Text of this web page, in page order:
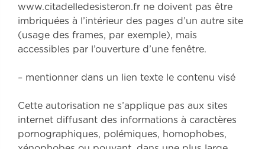
www.citadelledesisteron.fr ne doivent pas être
imbriquées à l’intérieur des pages d’un autre site
(usage des frames, par exemple), mais
accessibles par l’ouverture d’une fenêtre.
– mentionner dans un lien texte le contenu visé
Cette autorisation ne s’applique pas aux sites
internet diffusant des informations à caractères
pornographiques, polémiques, homophobes,